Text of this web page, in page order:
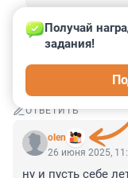
ОТВЕТИТЬ
Гость
ОТВЕТИТЬ
olen
Получай
задания!
26 июня 2025,
ну и пусть себе